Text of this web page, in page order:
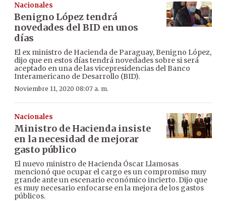
Nacionales
Benigno López tendrá
novedades del BID en unos
días
El ex ministro de Hacienda de Paraguay, Benigno López,
dijo que en estos días tendrá novedades sobre si será
aceptado en una de las vicepresidencias del Banco
Interamericano de Desarrollo (BID).
Noviembre 11, 2020 08:07 a. m.
Nacionales
Ministro de Hacienda insiste
en la necesidad de mejorar
gasto público
El nuevo ministro de Hacienda Óscar Llamosas
mencionó que ocupar el cargo es un compromiso muy
grande ante un escenario económico incierto. Dijo que
es muy necesario enfocarse en la mejora de los gastos
públicos.